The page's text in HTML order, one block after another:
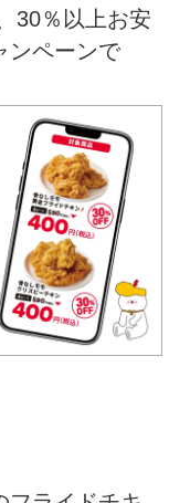
30％以上お安
ンペーンで